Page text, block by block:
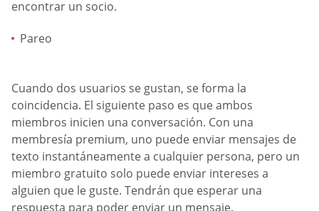
encontrar un socio.
Pareo
Cuando dos usuarios se gustan, se forma la
coincidencia. El siguiente paso es que ambos
miembros inicien una conversación. Con una
membresía premium, uno puede enviar mensajes de
texto instantáneamente a cualquier persona, pero un
miembro gratuito solo puede enviar intereses a
alguien que le guste. Tendrán que esperar una
respuesta para poder enviar un mensaje.